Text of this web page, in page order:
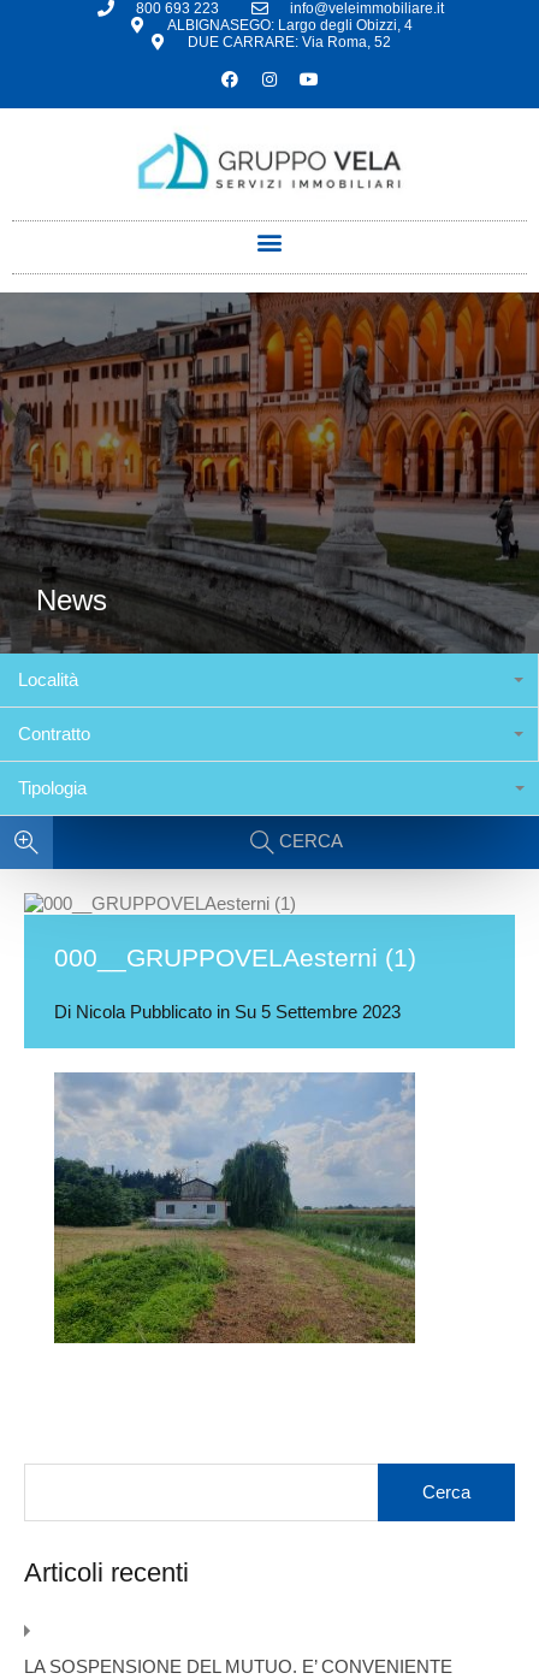
800 693 223
info@veleimmobiliare.it
ALBIGNASEGO: Largo degli Obizzi, 4
DUE CARRARE: Via Roma, 52
News
Località
Contratto
Tipologia
CERCA
000__GRUPPOVELAesterni (1)
Di Nicola Pubblicato in Su 5 Settembre 2023
Articoli recenti
LA SOSPENSIONE DEL MUTUO. E’ CONVENIENTE